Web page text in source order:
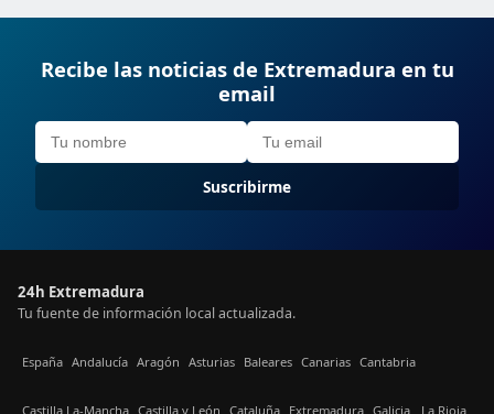
Recibe las noticias de Extremadura en tu
email
Suscribirme
24h Extremadura
Tu fuente de información local actualizada.
España Andalucía Aragón Asturias Baleares Canarias Cantabria
Castilla La-Mancha Castilla y León Cataluña Extremadura Galicia La Rioja